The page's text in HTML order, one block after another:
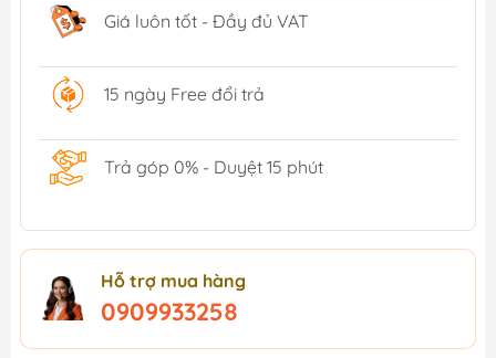
Giá luôn tốt - Đầy đủ VAT
15 ngày Free đổi trả
Trả góp 0% - Duyệt 15 phút
Hỗ trợ mua hàng
0909933258